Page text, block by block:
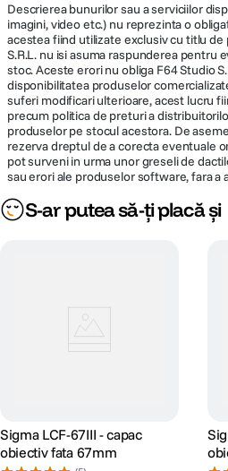
Descrierea bunurilor sau a serviciilor
imagini, video etc.) nu reprezinta o
acestea fiind utilizate exclusiv cu titlu
S.R.L. nu isi asuma raspunderea pentru
stoc. Aceste erori nu obliga F64 Studio
disponibilitatea produselor
suferi modificari ulterioare, acest lucru
precum politica de preturi a
produselor pe stocul acestora. De
rezerva dreptul de a corecta eventuale
pot surveni in urma unor greseli de
sau erori ale produselor software, fara a
S-ar putea să-ți placă și
Sigma LCF-67III - capac
obiectiv fata 67mm